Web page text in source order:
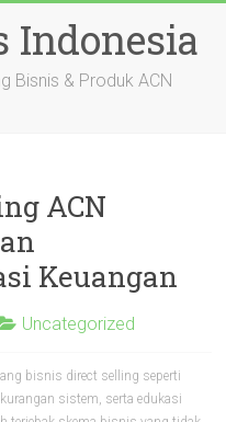
Indonesia
Bisnis & Produk ACN
ACN
Keuangan
Uncategorized
bisnis direct selling seperti
sistem, serta edukasi